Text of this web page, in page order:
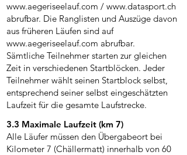
www.aegeriseelauf.com / www.datasport.ch
abrufbar. Die Ranglisten und Auszüge davon
aus früheren Läufen sind auf
www.aegeriseelauf.com abrufbar.
Sämtliche Teilnehmer starten zur gleichen
Zeit in verschiedenen Startblöcken. Jeder
Teilnehmer wählt seinen Startblock selbst,
entsprechend seiner selbst eingeschätzten
Laufzeit für die gesamte Laufstrecke.
3.3 Maximale Laufzeit (km 7)
Alle Läufer müssen den Übergabeort bei
Kilometer 7 (Chällermatt) innerhalb von 60